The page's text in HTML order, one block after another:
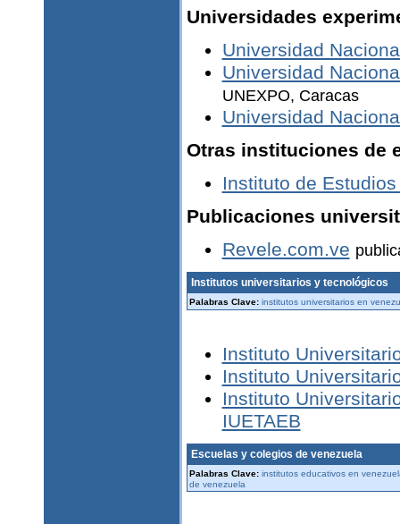
Universidades
Universidad
Universidad
UNEXPO, Caracas
Universidad
Otras instituciones de
Instituto de
Publicaciones
Revele.com.ve
Institutos universitarios y tecnológicos
Palabras Clave: institutos universitarios en
Instituto
Instituto
Instituto
IUETAEB
Escuelas y colegios de venezuela
Palabras Clave: institutos educativos en
de venezuela